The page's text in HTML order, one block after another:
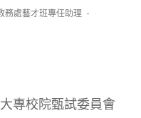
務處藝才班專任助理
專校院甄試委員會